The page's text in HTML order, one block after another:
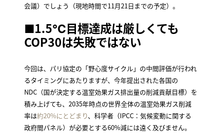
会議）でしょう（現地時間で11月21日までの予定）。
■1.5℃目標達成は厳しくても
COP30は失敗ではない
今回は、パリ協定の「野心度サイクル」の中間評価が行われ
るタイミングにあたりますが、今年提出された各国の
NDC（国が決定する温室効果ガス排出量の削減貢献目標）を
積み上げても、2035年時点の世界全体の温室効果ガス削減
率は約20%にとどまり、科学者（IPCC：気候変動に関する
政府間パネル）が必要とする60%減には遠く及びません。